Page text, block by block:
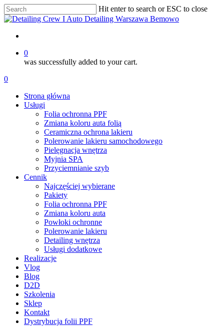
Skip
to
content
Hit enter to search or ESC to close
Close
0
was successfully added to your cart.
Menu
account
0
Strona główna
Usługi
Folia ochronna PPF
Zmiana koloru auta folią
Ceramiczna ochrona lakieru
Polerowanie lakieru samochodowego
Pielęgnacja wnętrza
Myjnia SPA
Przyciemnianie szyb
Cennik
Najczęściej wybierane
Pakiety
Folia ochronna PPF
Zmiana koloru auta
Powłoki ochronne
Polerowanie lakieru
Detailing wnętrza
Usługi dodatkowe
Realizacje
Vlog
Blog
D2D
Szkolenia
Sklep
Kontakt
Dystrybucja folii PPF